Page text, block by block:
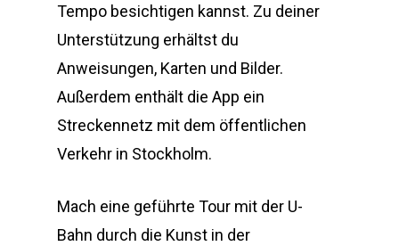
Tempo besichtigen kannst. Zu deiner
Unterstützung erhältst du
Anweisungen, Karten und Bilder.
Außerdem enthält die App ein
Streckennetz mit dem öffentlichen
Verkehr in Stockholm.
Mach eine geführte Tour mit der U-
Bahn durch die Kunst in der